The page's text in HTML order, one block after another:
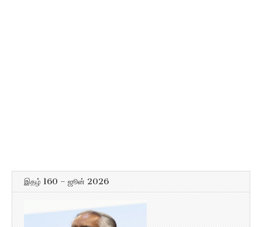
இதழ் 160 – ஜூன் 2026